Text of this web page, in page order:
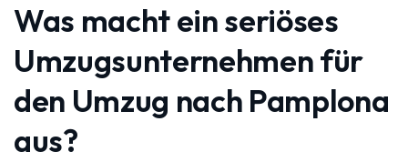
Was macht ein seriöses
Umzugsunternehmen für
den Umzug nach Pamplona
aus?